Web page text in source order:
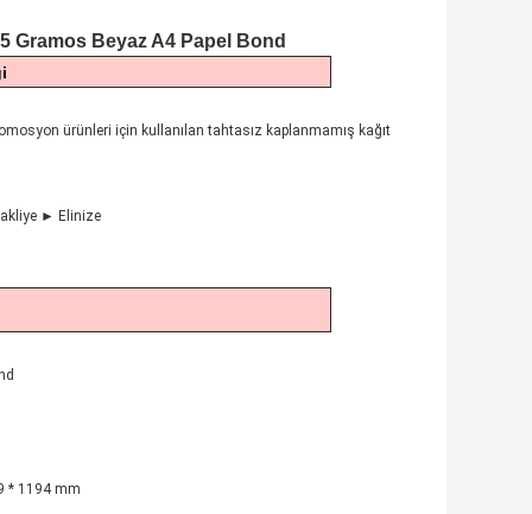
Gramos Beyaz A4 Papel Bond
ürünleri için kullanılan tahtasız kaplanmamış kağıt
► Elinize
* 1194 mm